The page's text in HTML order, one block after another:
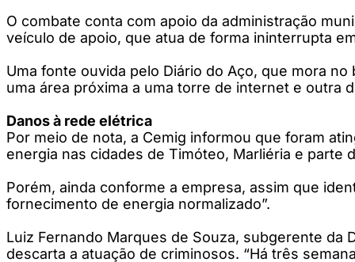
O combate conta com apoio da administração
veículo de apoio, que atua de forma ininterrupta
Uma fonte ouvida pelo Diário do Aço, que mora
uma área próxima a uma torre de internet e outra
Danos à rede elétrica
Por meio de nota, a Cemig informou que foram
energia nas cidades de Timóteo, Marliéria e parte
Porém, ainda conforme a empresa, assim que
fornecimento de energia normalizado”.
Luiz Fernando Marques de Souza, subgerente da
descarta a atuação de criminosos. “Há três